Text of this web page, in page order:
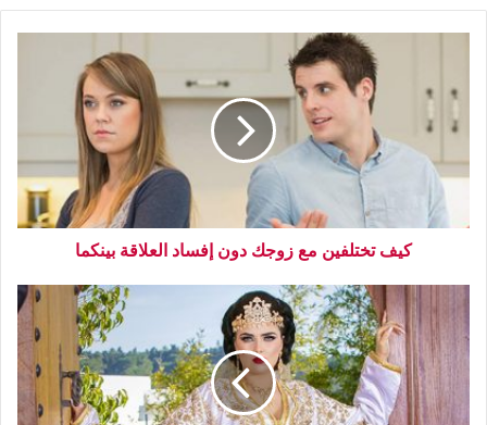
كيف تختلفين مع زوجك دون إفساد العلاقة بينكما